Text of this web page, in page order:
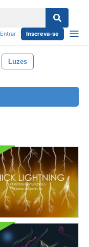
Entrar Inscreva-se
Luzes